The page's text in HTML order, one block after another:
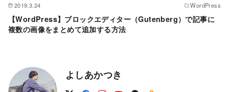
2019.3.24 WordPress
【WordPress】ブロックエディター（Gutenberg）で記事に
複数の画像をまとめて追加する方法
よしあかつき